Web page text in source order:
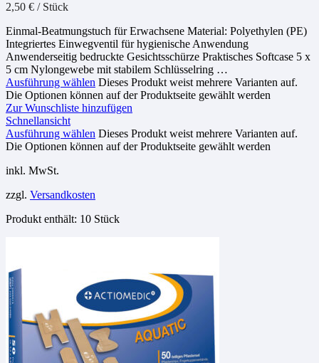
2,50 € / Stück
Einmal-Beatmungstuch für Erwachsene Material: Polyethylen (PE)
Integriertes Einwegventil für hygienische Anwendung
Anwenderseitig bedruckte Gesichtsschürze Praktisches Softcase 5 x
5 cm Nylongewebe mit stabilem Schlüsselring …
Ausführung wählen Dieses Produkt weist mehrere Varianten auf.
Die Optionen können auf der Produktseite gewählt werden
Zur Wunschliste hinzufügen
Schnellansicht
Ausführung wählen Dieses Produkt weist mehrere Varianten auf.
Die Optionen können auf der Produktseite gewählt werden
inkl. MwSt.
zzgl. Versandkosten
Produkt enthält: 10 Stück